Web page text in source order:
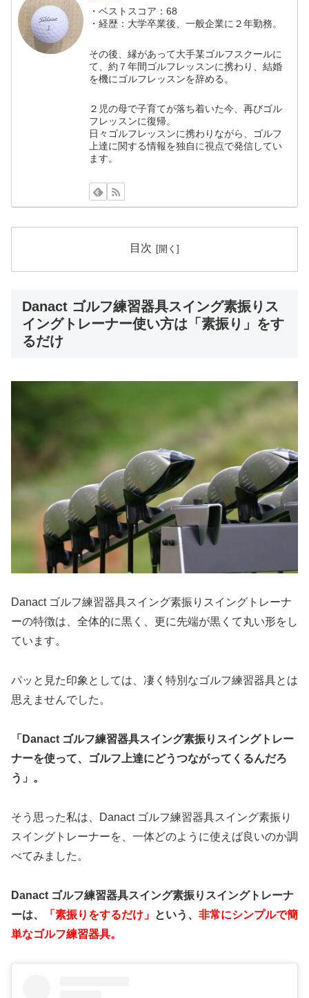
・ベストスコア：68
・経歴：大学卒業後、一般企業に２年勤務。
その後、縁があって大手某ゴルフスクールに
て、約７年間ゴルフレッスンに携わり、結婚
を機にゴルフレッスンを辞める。
２児の母で子育てが落ち着いた今、再びゴル
フレッスンに復帰。
日々ゴルフレッスンに携わりながら、ゴルフ
上達に関する情報を独自に視点で発信してい
ます。
目次
Danact ゴルフ練習器具スイング素振りス
イングトレーナー使い方は「素振り」をす
るだけ
Danact ゴルフ練習器具スイング素振りスイングトレーナ
ーの特徴は、全体的に黒く、更に先端が黒くて丸い形をし
ています。
パッと見た印象としては、凄く特別なゴルフ練習器具とは
思えませんでした。
「Danact ゴルフ練習器具スイング素振りスイングトレー
ナーを使って、ゴルフ上達にどうつながってくるんだろ
う」。
そう思った私は、Danact ゴルフ練習器具スイング素振り
スイングトレーナーを、一体どのように使えば良いのか調
べてみました。
Danact ゴルフ練習器具スイング素振りスイングトレーナ
ーは、
「 素振りをするだけ」 という、 非常にシンプルで簡
単なゴルフ練習器具。